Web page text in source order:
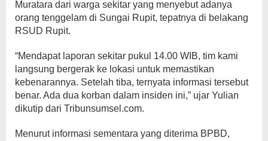
Muratara dari warga sekitar yang menyebut adanya
orang tenggelam di Sungai Rupit, tepatnya di belakang
RSUD Rupit.
“Mendapat laporan sekitar pukul 14.00 WIB, tim kami
langsung bergerak ke lokasi untuk memastikan
kebenarannya. Setelah tiba, ternyata informasi tersebut
benar. Ada dua korban dalam insiden ini,” ujar Yulian
dikutip dari Tribunsumsel.com.
Menurut informasi sementara yang diterima BPBD,